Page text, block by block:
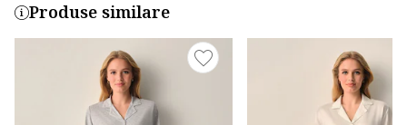
Produse similare